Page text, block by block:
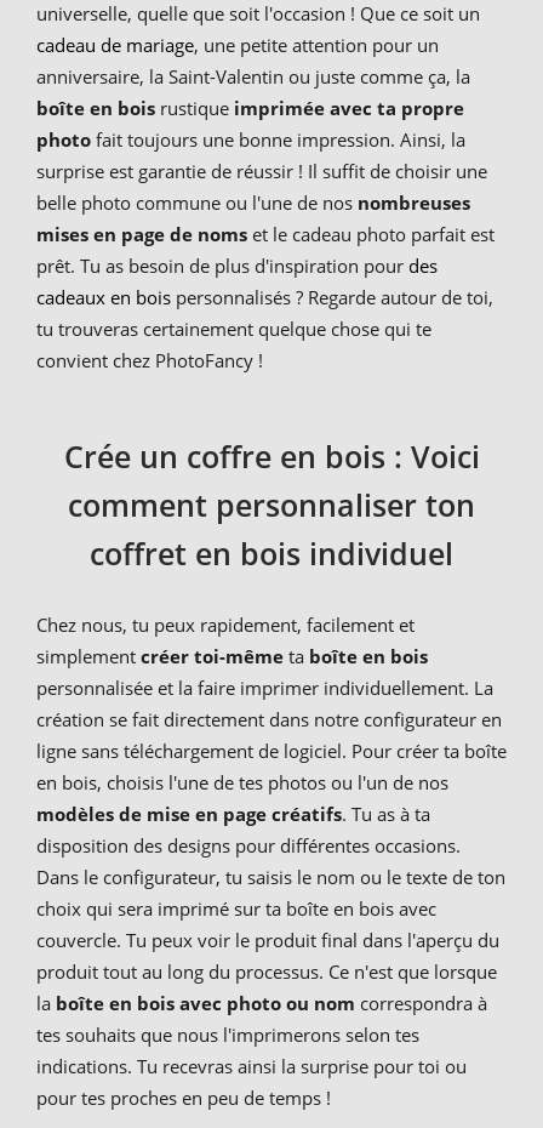
universelle, quelle que soit l'occasion ! Que ce soit un
cadeau de mariage, une petite attention pour un
anniversaire, la Saint-Valentin ou juste comme ça, la
boîte en bois rustique imprimée avec ta propre
photo fait toujours une bonne impression. Ainsi, la
surprise est garantie de réussir ! Il suffit de choisir une
belle photo commune ou l'une de nos nombreuses
mises en page de noms et le cadeau photo parfait est
prêt. Tu as besoin de plus d'inspiration pour des
cadeaux en bois personnalisés ? Regarde autour de toi,
tu trouveras certainement quelque chose qui te
convient chez PhotoFancy !
Crée un coffre en bois : Voici
comment personnaliser ton
coffret en bois individuel
Chez nous, tu peux rapidement, facilement et
simplement créer toi-même ta boîte en bois
personnalisée et la faire imprimer individuellement. La
création se fait directement dans notre configurateur en
ligne sans téléchargement de logiciel. Pour créer ta boîte
en bois, choisis l'une de tes photos ou l'un de nos
modèles de mise en page créatifs. Tu as à ta
disposition des designs pour différentes occasions.
Dans le configurateur, tu saisis le nom ou le texte de ton
choix qui sera imprimé sur ta boîte en bois avec
couvercle. Tu peux voir le produit final dans l'aperçu du
produit tout au long du processus. Ce n'est que lorsque
la boîte en bois avec photo ou nom correspondra à
tes souhaits que nous l'imprimerons selon tes
indications. Tu recevras ainsi la surprise pour toi ou
pour tes proches en peu de temps !